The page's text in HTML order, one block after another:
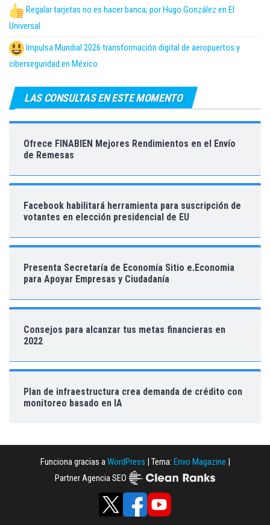
Regalar tarjetas no es hacer banca; por Hugo González en El
Universal
Impulsa Mundial 2026 transformación digital de aeropuertos y
ciberseguridad en México
LAS CONSULTAS EN ESTE MOMENTO
Ofrece FINABIEN Mejores Rendimientos en el Envío
de Remesas
Facebook habilitará herramienta para suscripción de
votantes en elección presidencial de EU
Presenta Secretaría de Economía Sitio e.Economia
para Apoyar Empresas y Ciudadanía
Consejos para alcanzar tus metas financieras en
2022
Plan de infraestructura crea demanda de crédito con
monitoreo basado en IA
Funciona gracias aWordPress | Tema: Envo Magazine |
Partner Agencia SEO